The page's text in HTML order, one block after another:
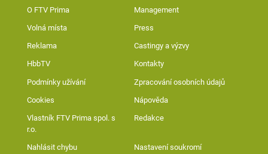
O FTV Prima Management
Volná místa Press
Reklama Castingy a výzvy
HbbTV Kontakty
Podmínky užívání Zpracování osobních údajů
Cookies Nápověda
Vlastník FTV Prima spol. s
r.o.
Redakce
Nahlásit chybu Nastavení soukromí